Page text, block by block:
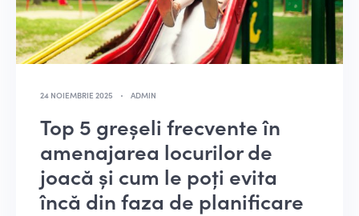
24 NOIEMBRIE 2025 ADMIN
Top 5 greșeli frecvente în
amenajarea locurilor de
joacă și cum le poți evita
încă din faza de planificare